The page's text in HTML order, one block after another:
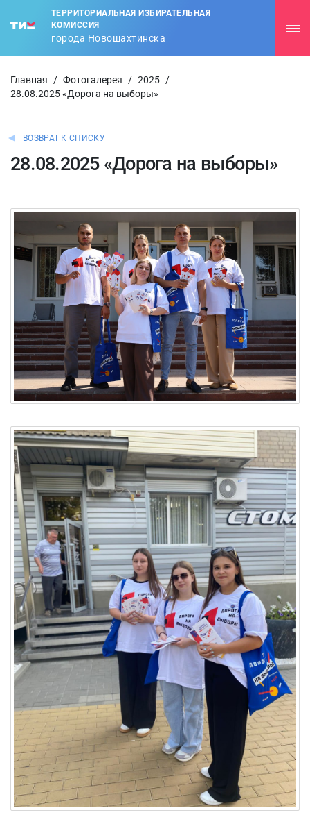
ТЕРРИТОРИАЛЬНАЯ ИЗБИРАТЕЛЬНАЯ
КОМИССИЯ
города Новошахтинска
Главная / Фотогалерея / 2025 /
28.08.2025 «Дорога на выборы»
ВОЗВРАТ К СПИСКУ
28.08.2025 «Дорога на выборы»